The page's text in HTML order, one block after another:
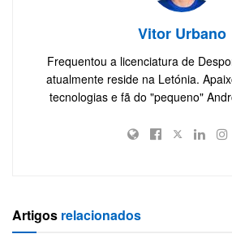
Vitor Urbano
Frequentou a licenciatura de
atualmente reside na Letónia.
tecnologias e fã do "pequeno"
Artigos relacionados